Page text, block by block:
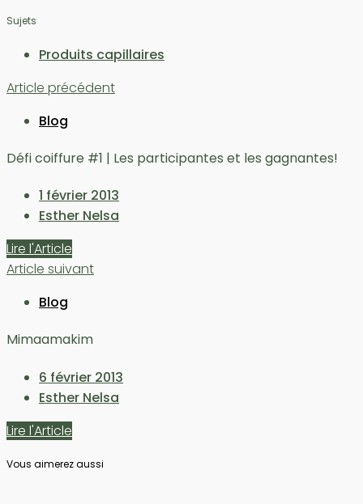
Sujets
Produits capillaires
Article précédent
Blog
Défi coiffure #1 | Les participantes et les gagnantes!
1 février 2013
Esther Nelsa
Lire l'Article
Article suivant
Blog
Mimaamakim
6 février 2013
Esther Nelsa
Lire l'Article
Vous aimerez aussi